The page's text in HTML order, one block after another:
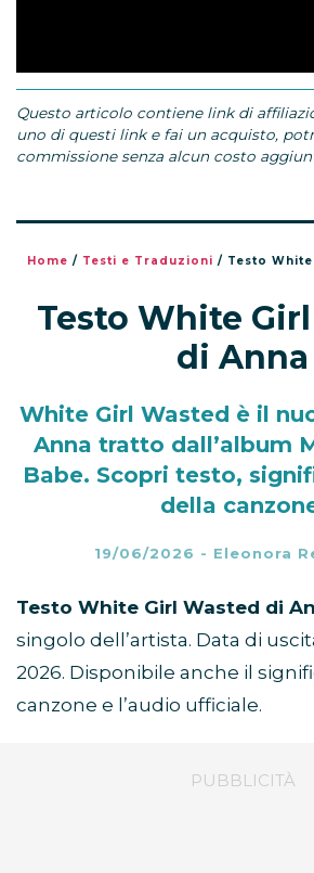
Questo articolo contiene link di
uno di questi link e fai un acquisto,
commissione senza alcun costo
Home / Testi e Traduzioni / Testo
Testo White
di Anna
White Girl Wasted è il
Anna tratto dall’album
Babe. Scopri testo,
della
19/06/2026 - Eleonora
Testo White Girl Wasted di
singolo dell’artista. Data di
2026. Disponibile anche il
canzone e l’audio ufficiale.